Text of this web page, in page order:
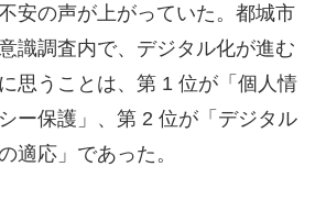
安の声が上がっていた。都城市
識調査内で、デジタル化が進む
思うことは、第 1 位が「個人情
ー保護」、第 2 位が「デジタル
適応」であった。